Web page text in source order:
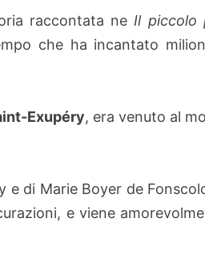
raccontata ne Il piccolo
che ha incantato
Exupéry, era venuto al
di Marie Boyer de
e viene